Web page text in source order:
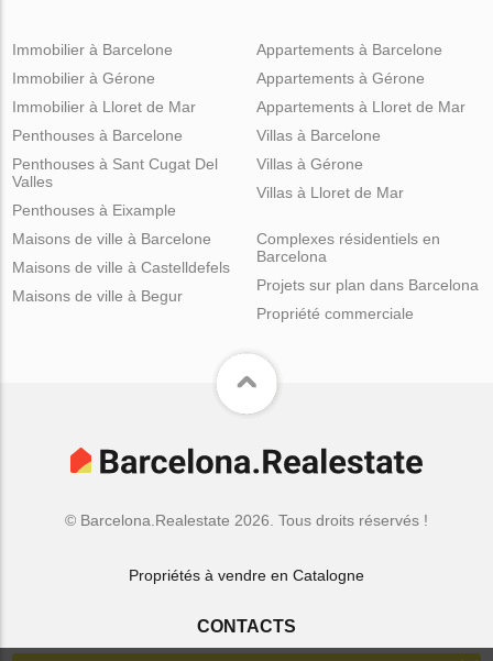
Immobilier à Barcelone
Immobilier à Gérone
Immobilier à Lloret de Mar
Appartements à Barcelone
Appartements à Gérone
Appartements à Lloret de Mar
Penthouses à Barcelone
Penthouses à Sant Cugat Del
Valles
Penthouses à Eixample
Villas à Barcelone
Villas à Gérone
Villas à Lloret de Mar
Maisons de ville à Barcelone
Maisons de ville à Castelldefels
Maisons de ville à Begur
Complexes résidentiels en
Barcelona
Projets sur plan dans Barcelona
Propriété commerciale
© Barcelona.Realestate 2026. Tous droits réservés !
Propriétés à vendre en Catalogne
CONTACTS